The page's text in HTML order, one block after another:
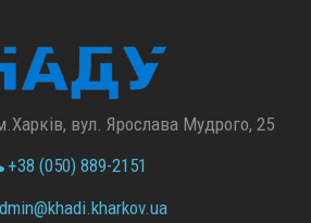
вул. Ярослава Мудрого, 25
+38 (050) 889-2151
khadi.kharkov.ua